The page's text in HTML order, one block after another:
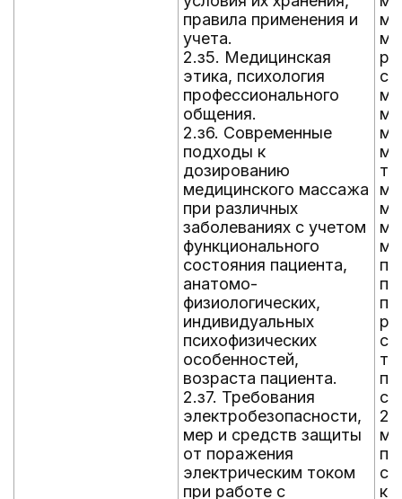
правила применения и
учета.
2.з5. Медицинская
этика, психология
профессионального
общения.
2.з6. Современные
подходы к
дозированию
медицинского массажа
при различных
заболеваниях с учетом
функционального
состояния пациента,
анатомо-
физиологических,
индивидуальных
психофизических
особенностей,
возраста пациента.
2.з7. Требования
электробезопасности,
мер и средств защиты
от поражения
электрическим током
при работе с